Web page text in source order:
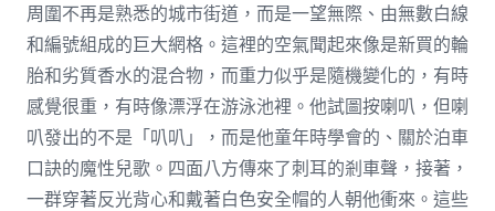
周圍不再是熟悉的城市街道，而是一望無際、由無數白線
和編號組成的巨大網格。這裡的空氣聞起來像是新買的輪
胎和劣質香水的混合物，而重力似乎是隨機變化的，有時
感覺很重，有時像漂浮在游泳池裡。他試圖按喇叭，但喇
叭發出的不是「叭叭」，而是他童年時學會的、關於泊車
口訣的魔性兒歌。四面八方傳來了刺耳的剎車聲，接著，
一群穿著反光背心和戴著白色安全帽的人朝他衝來。這些